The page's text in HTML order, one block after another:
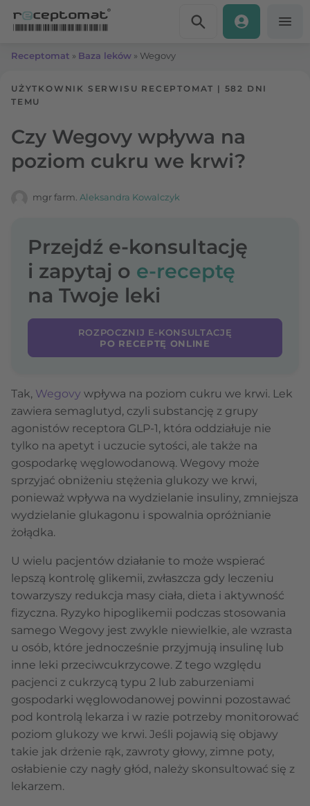
Receptomat » Baza leków » Wegovy
UŻYTKOWNIK SERWISU RECEPTOMAT | 582 DNI
TEMU
Czy Wegovy wpływa na
poziom cukru we krwi?
mgr farm. Aleksandra Kowalczyk
Przejdź e-konsultację
i zapytaj o e-receptę
na Twoje leki
ROZPOCZNIJ E-KONSULTACJĘ
PO RECEPTĘ ONLINE
Tak, Wegovy wpływa na poziom cukru we krwi. Lek
zawiera semaglutyd, czyli substancję z grupy
agonistów receptora GLP-1, która oddziałuje nie
tylko na apetyt i uczucie sytości, ale także na
gospodarkę węglowodanową. Wegovy może
sprzyjać obniżeniu stężenia glukozy we krwi,
ponieważ wpływa na wydzielanie insuliny, zmniejsza
wydzielanie glukagonu i spowalnia opróżnianie
żołądka.
U wielu pacjentów działanie to może wspierać
lepszą kontrolę glikemii, zwłaszcza gdy leczeniu
towarzyszy redukcja masy ciała, dieta i aktywność
fizyczna. Ryzyko hipoglikemii podczas stosowania
samego Wegovy jest zwykle niewielkie, ale wzrasta
u osób, które jednocześnie przyjmują insulinę lub
inne leki przeciwcukrzycowe. Z tego względu
pacjenci z cukrzycą typu 2 lub zaburzeniami
gospodarki węglowodanowej powinni pozostawać
pod kontrolą lekarza i w razie potrzeby monitorować
poziom glukozy we krwi. Jeśli pojawią się objawy
takie jak drżenie rąk, zawroty głowy, zimne poty,
osłabienie czy nagły głód, należy skonsultować się z
lekarzem.